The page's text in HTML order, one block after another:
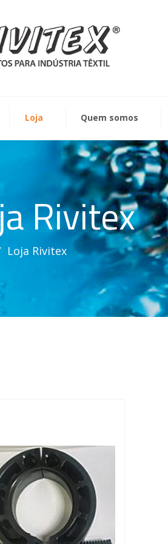
Loja Quem somos
Rivitex
Loja Rivitex